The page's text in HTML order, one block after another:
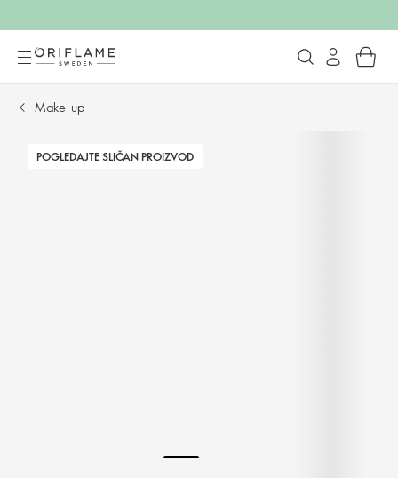
Make-up
POGLEDAJTE SLIČAN PROIZVOD